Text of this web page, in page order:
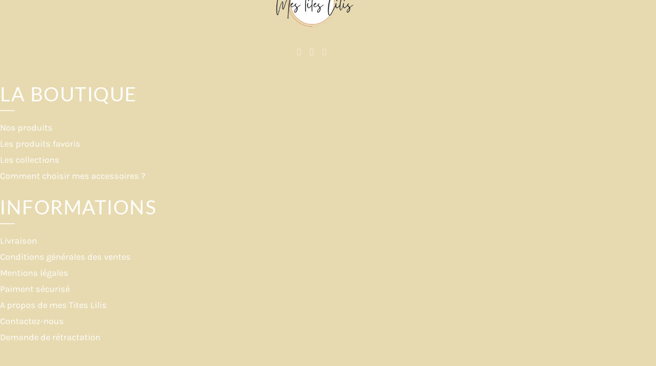
LA BOUTIQUE
Nos produits
Les produits favoris
Les collections
Comment choisir mes accessoires ?
INFORMATIONS
Livraison
Conditions générales des ventes
Mentions légales
Paiment sécurisé
A propos de mes Tites Lilis
Contactez-nous
Demande de rétractation